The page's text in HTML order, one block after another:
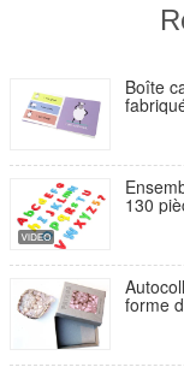
Boîte
et
130
pour
forme